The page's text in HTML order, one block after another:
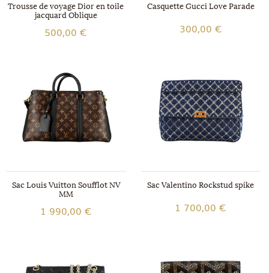
Trousse de voyage Dior en toile
jacquard Oblique
500,00 €
Casquette Gucci Love Parade
300,00 €
Sac Louis Vuitton Soufflot NV
MM
1 990,00 €
Sac Valentino Rockstud spike
1 700,00 €